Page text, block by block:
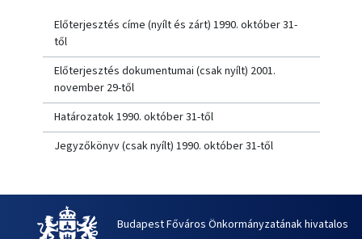
Előterjesztés címe (nyílt és zárt) 1990. október 31-
től
Előterjesztés dokumentumai (csak nyílt) 2001.
november 29-től
Határozatok 1990. október 31-től
Jegyzőkönyv (csak nyílt) 1990. október 31-től
Budapest Főváros Önkormányzatának hivatalos